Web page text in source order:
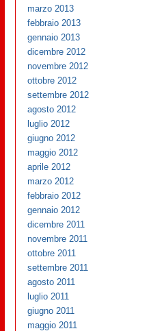
marzo 2013
febbraio 2013
gennaio 2013
dicembre 2012
novembre 2012
ottobre 2012
settembre 2012
agosto 2012
luglio 2012
giugno 2012
maggio 2012
aprile 2012
marzo 2012
febbraio 2012
gennaio 2012
dicembre 2011
novembre 2011
ottobre 2011
settembre 2011
agosto 2011
luglio 2011
giugno 2011
maggio 2011